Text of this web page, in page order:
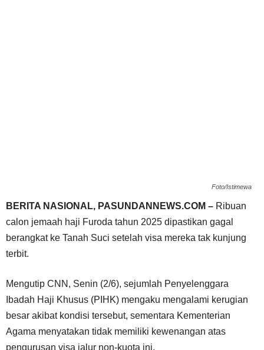
Foto/Istimewa
BERITA NASIONAL, PASUNDANNEWS.COM – Ribuan
calon jemaah haji Furoda tahun 2025 dipastikan gagal
berangkat ke Tanah Suci setelah visa mereka tak kunjung
terbit.
Mengutip CNN, Senin (2/6), sejumlah Penyelenggara
Ibadah Haji Khusus (PIHK) mengaku mengalami kerugian
besar akibat kondisi tersebut, sementara Kementerian
Agama menyatakan tidak memiliki kewenangan atas
pengurusan visa jalur non-kuota ini.